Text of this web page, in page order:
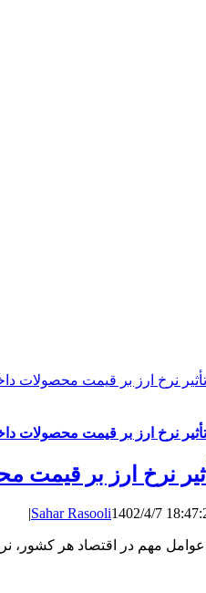
نرخ ارز بر قیمت محصولات
نرخ ارز بر قیمت محصولات
نرخ ارز بر قیمت
Sahar Rasooli1402/4/7
|
مهم در اقتصاد هر کشور،